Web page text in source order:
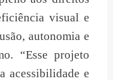
visual e
autonomia e
“Esse projeto
acessibilidade e